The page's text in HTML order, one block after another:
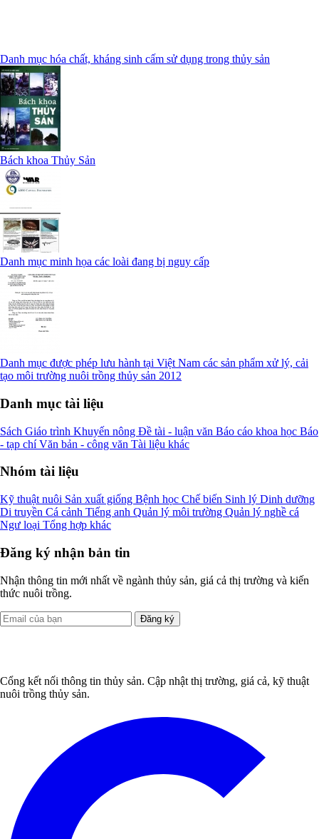
Danh mục hóa chất, kháng sinh cấm sử dụng trong thủy sản
Bách khoa Thủy Sản
Danh mục minh họa các loài đang bị nguy cấp
Danh mục được phép lưu hành tại Việt Nam các sản phẩm xử lý, cải
tạo môi trường nuôi trồng thủy sản 2012
Danh mục tài liệu
Sách Giáo trình Khuyến nông Đề tài - luận văn Báo cáo khoa học Báo
- tạp chíVăn bản - công văn Tài liệu khác
Nhóm tài liệu
Kỹ thuật nuôi Sản xuất giống Bệnh học Chế biến Sinh lý Dinh dưỡng
Di truyền Cá cảnh Tiếng anh Quản lý môi trường Quản lý nghề cá
Ngư loại Tổng hợp khác
Đăng ký nhận bản tin
Nhận thông tin mới nhất về ngành thủy sản, giá cả thị trường và kiến
thức nuôi trồng.
Đăng ký
Cổng kết nối thông tin thủy sản. Cập nhật thị trường, giá cả, kỹ thuật
nuôi trồng thủy sản.